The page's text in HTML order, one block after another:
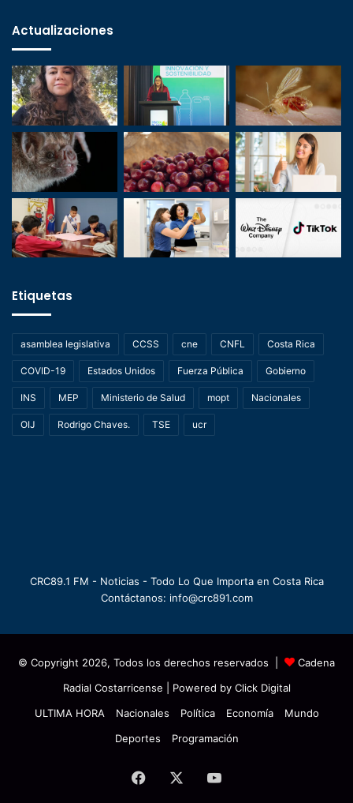
Actualizaciones
Etiquetas
asamblea legislativa CCSS cne CNFL Costa Rica
COVID-19 Estados Unidos Fuerza Pública Gobierno
INS MEP Ministerio de Salud mopt Nacionales
OIJ Rodrigo Chaves. TSE ucr
CRC89.1 FM - Noticias - Todo Lo Que Importa en Costa Rica
Contáctanos: info@crc891.com
© Copyright 2026, Todos los derechos reservados |
Cadena
Radial Costarricense | Powered by Click Digital
ULTIMA HORA
Nacionales Política Economía
Mundo
Deportes
Programación
Facebook YouTube